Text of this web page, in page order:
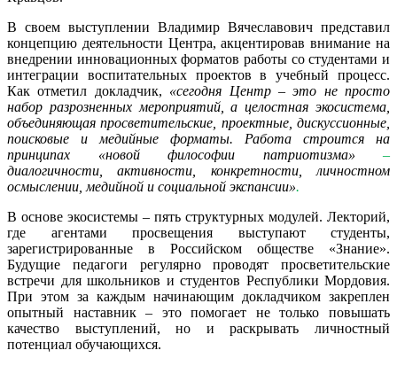
В своем выступлении Владимир Вячеславович представил
концепцию деятельности Центра, акцентировав внимание на
внедрении инновационных форматов работы со студентами и
интеграции воспитательных проектов в учебный процесс.
Как отметил докладчик, «сегодня Центр – это не просто
набор разрозненных мероприятий, а целостная экосистема,
объединяющая просветительские, проектные, дискуссионные,
поисковые и медийные форматы. Работа строится на
принципах «новой философии патриотизма» –
диалогичности, активности, конкретности, личностном
осмыслении, медийной и социальной экспансии».
В основе экосистемы – пять структурных модулей. Лекторий,
где агентами просвещения выступают студенты,
зарегистрированные в Российском обществе «Знание».
Будущие педагоги регулярно проводят просветительские
встречи для школьников и студентов Республики Мордовия.
При этом за каждым начинающим докладчиком закреплен
опытный наставник – это помогает не только повышать
качество выступлений, но и раскрывать личностный
потенциал обучающихся.